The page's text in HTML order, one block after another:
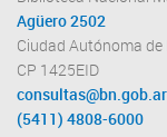
Agüero 2502
Ciudad Autónoma de
CP 1425EID
consultas@bn.gob.ar
(5411) 4808-6000